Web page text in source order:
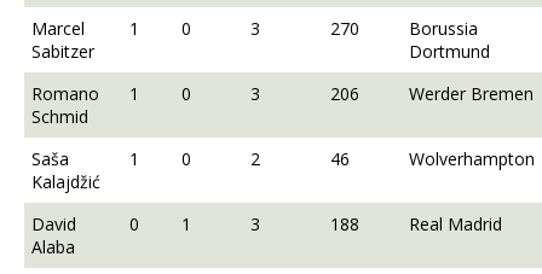
Marcel
Sabitzer
1 0 3 270
Borussia
Dortmund
Romano
Schmid
1 0 3 206 Werder Bremen
Saša
Kalajdžić
1 0 2 46 Wolverhampton
David
Alaba
0 1 3 188 Real Madrid